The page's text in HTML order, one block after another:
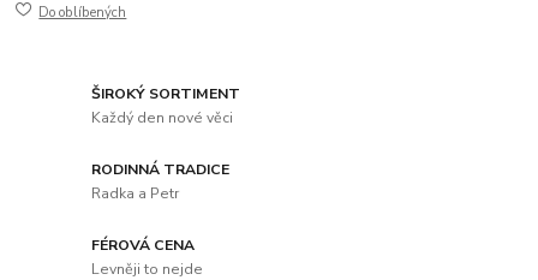
Do oblíbených
ŠIROKÝ SORTIMENT
Každý den nové věci
RODINNÁ TRADICE
Radka a Petr
FÉROVÁ CENA
Levněji to nejde